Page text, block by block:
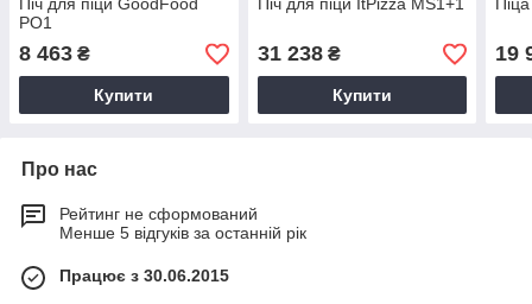
PO1
8 463 ₴
Купити
31 238₴
Купити
19
Про нас
Рейтинг не сформований
Менше 5 відгуків за останній рік
Працює з 30.06.2015